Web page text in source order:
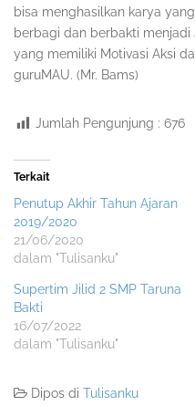
bisa menghasilkan karya
berbagi dan berbakti
yang memiliki Motivasi Aksi
guruMAU. (Mr. Bams)
Jumlah Pengunjung : 676
Terkait
Penutup Akhir Tahun Ajaran
2019/2020
21/06/2020
dalam "Tulisanku"
Supertim Jilid 2 SMP Taruna
Bakti
16/07/2022
dalam "Tulisanku"
Dipos di Tulisanku